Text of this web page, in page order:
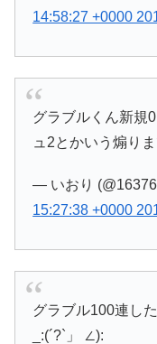
14:58:27 +0000
グラブルくん新規
ュ2とかいう煽り
— いおり
15:27:38 +0000
グラブル100連し
_:(´?`」 ∠):